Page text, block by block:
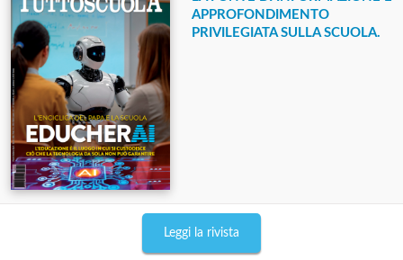
APPROFONDIMENTO
PRIVILEGIATA SULLA SCUOLA.
Leggi la rivista